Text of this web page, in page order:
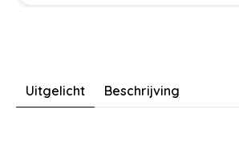
Uitgelicht Beschrijving